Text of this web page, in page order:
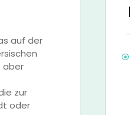
auf der
aber
zur
oder